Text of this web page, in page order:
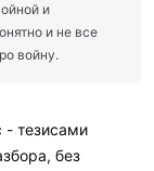
и
и не все
войну.
- тезисами
без